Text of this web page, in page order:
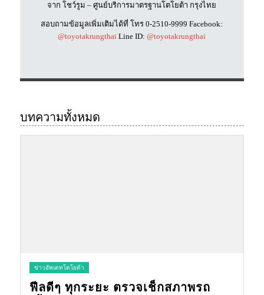
จาก โชว์รูม – ศูนย์บริการมาตรฐานโตโยต้า กรุงไทย
สอบถามข้อมูลเพิ่มเติมได้ที่ โทร 0-2510-9999 Facebook:
@toyotakrungthai Line ID:@toyotakrungthai
บทความทั้งหมด
ข่าวอัพเดทโตโยต้า
ฟีลดีๆ ทุกระยะ ตรวจเช็กสภาพรถ